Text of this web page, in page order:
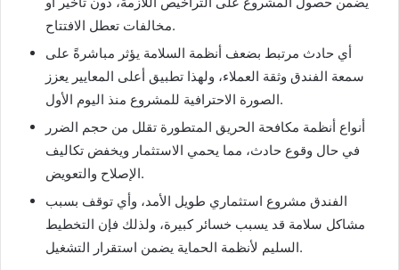
مخالفات تعطل الافتتاح.
أي حادث مرتبط بضعف أنظمة السلامة يؤثر مباشرةً على
سمعة الفندق وثقة العملاء، ولهذا تطبيق أعلى المعايير يعزز
الصورة الاحترافية للمشروع منذ اليوم الأول.
أنواع أنظمة مكافحة الحريق المتطورة تقلل من حجم الضرر
في حال وقوع حادث، مما يحمي الاستثمار ويخفض تكاليف
الإصلاح والتعويض.
الفندق مشروع استثماري طويل الأمد، وأي توقف بسبب
مشاكل سلامة قد يسبب خسائر كبيرة، ولذلك فإن التخطيط
السليم لأنظمة الحماية يضمن استقرار التشغيل.